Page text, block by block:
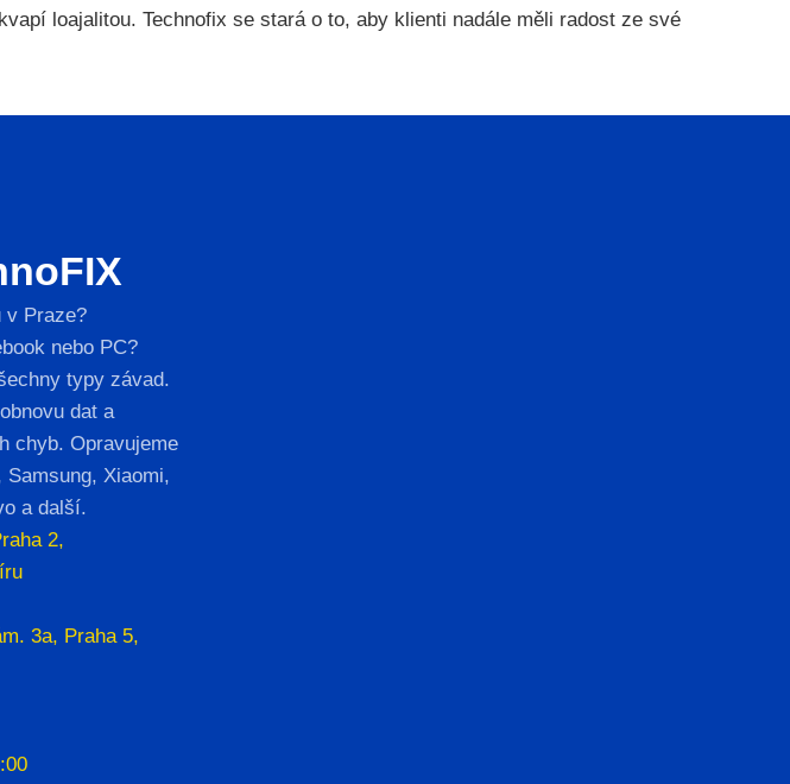
loajalitou. Technofix se stará o to, aby klienti nadále měli radost ze své
v Praze?
nebo PC?
typy závad.
dat a
chyb. Opravujeme
Xiaomi,
a další.
2,
3a, Praha 5,